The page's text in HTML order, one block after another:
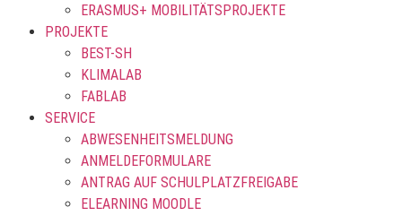
ERASMUS+ MOBILITÄTSPROJEKTE
PROJEKTE
BEST-SH
KLIMALAB
FABLAB
SERVICE
ABWESENHEITSMELDUNG
ANMELDEFORMULARE
ANTRAG AUF SCHULPLATZFREIGABE
ELEARNING MOODLE